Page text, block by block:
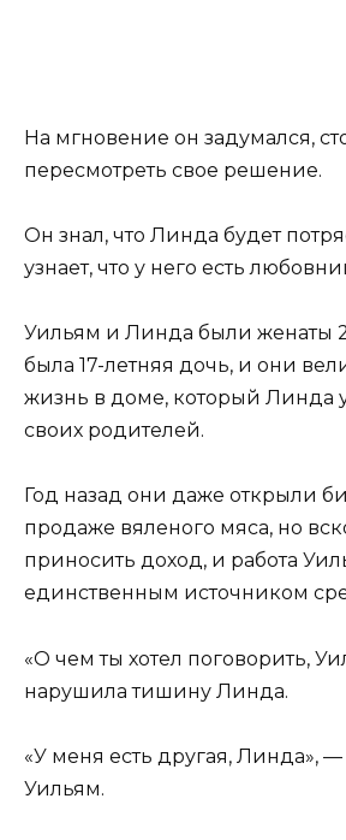
На мгновение он задумался,
пересмотреть свое решение.
Он знал, что Линда будет
узнает, что у него есть
Уильям и Линда были женаты
была 17-летняя дочь, и они
жизнь в доме, который Линда
своих родителей.
Год назад они даже открыли
продаже вяленого мяса, но
приносить доход, и работа
единственным источником
«О чем ты хотел поговорить,
нарушила тишину Линда.
«У меня есть другая, Линда»,
Уильям.